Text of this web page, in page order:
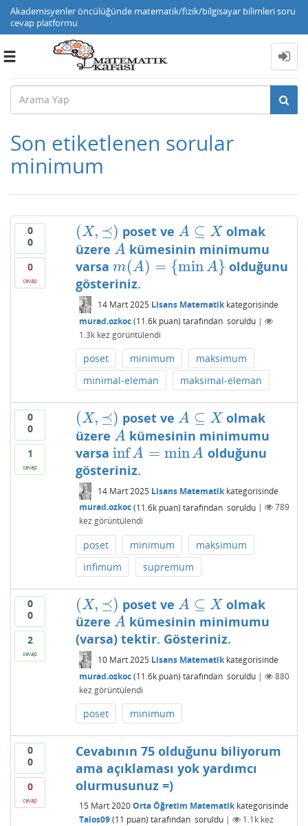
Akademisyenler öncülüğünde matematik/fizik/bilgisayar bilimleri soru
cevap platformu
Toggle
Son etiketlenen sorular
minimum
0
0
0
cevap
(X, ⪯)
(X,⪯ poset ve A ⊆ X
A⊆X
olmak
üzere A
A kümesinin minimumu
varsa m(A) = {minA}
m(A)={ minA}
olduğunu
gösteriniz.
14 Mart 2025 Lisans Matematikkategorisinde
murad.ozkoc (11.6kpuan) tarafından soruldu |
1.3kkez görüntülendi
poset minimum
maksimum
minimal-eleman
maksimal-eleman
0
0
1
cevap
(X, ⪯)
(X,⪯ poset ve A ⊆ X
A⊆X
olmak
üzere A
A kümesinin minimumu
varsa infA = minA
infA=minA
olduğunu
gösteriniz.
14 Mart 2025 Lisans Matematikkategorisinde
murad.ozkoc (11.6kpuan) tarafından soruldu |
789
kez görüntülendi
poset minimum
maksimum
infimum
supremum
0
0
2
cevap
(X, ⪯)
(X,⪯ poset ve A ⊆ X
A⊆X
olmak
üzere A
A kümesinin minimumu
(varsa) tektir. Gösteriniz.
10 Mart 2025 Lisans Matematikkategorisinde
murad.ozkoc (11.6kpuan) tarafından soruldu |
880
kez görüntülendi
poset minimum
0
0
0
cevap
Cevabının 75 olduğunu biliyorum
ama açıklaması yok yardımcı
olurmusunuz =)
15 Mart 2020 Orta Öğretim Matematikkategorisinde
Talos09 (11 puan) tarafından soruldu | 1.1kkez